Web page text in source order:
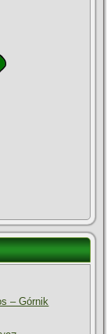
– Górnik